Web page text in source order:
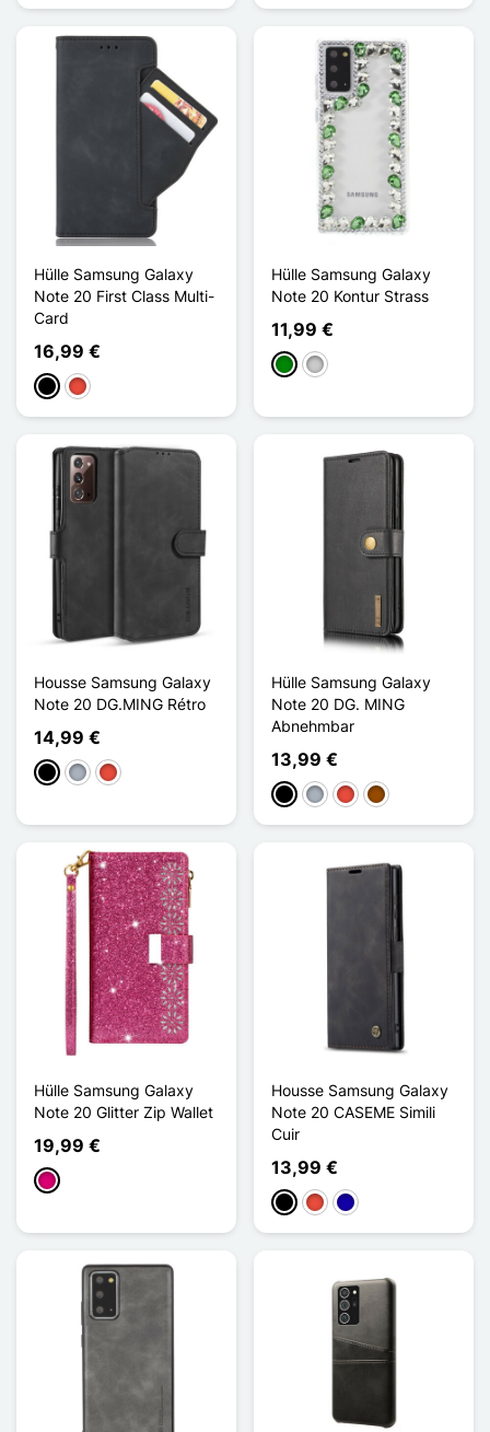
Hülle Samsung Galaxy
Note 20 First Class Multi-
Card
16,99 €
Schwarz
Rot
Hülle Samsung Galaxy
Note 20 Kontur Strass
11,99 €
GrünTransparent
Housse Samsung Galaxy
Note 20 DG.MING Rétro
14,99 €
Schwarz
GrauRot
Hülle Samsung Galaxy
Note 20 DG. MING
Abnehmbar
13,99 €
Schwarz
GrauRot Braun
Hülle Samsung Galaxy
Note 20 Glitter Zip Wallet
19,99 €
Magenta
Housse Samsung Galaxy
Note 20 CASEME Simili
Cuir
13,99 €
Schwarz
Rot Dunkelblau